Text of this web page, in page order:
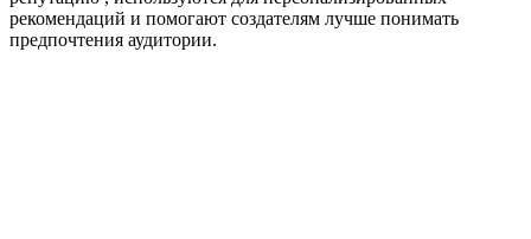
рекомендаций и помогают создателям лучше понимать
предпочтения аудитории.